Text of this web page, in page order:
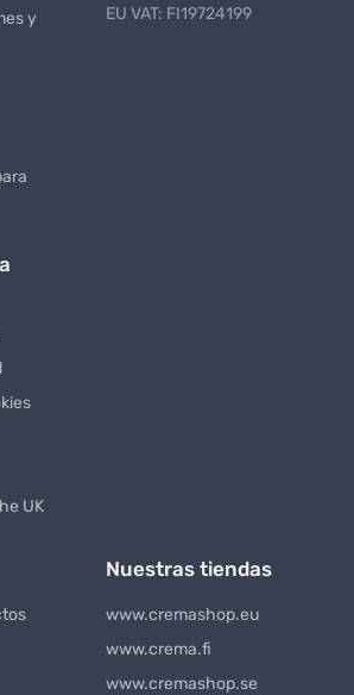
y
EU VAT: FI19724199
UK
Nuestras tiendas
www.cremashop.eu
www.crema.fi
www.cremashop.se